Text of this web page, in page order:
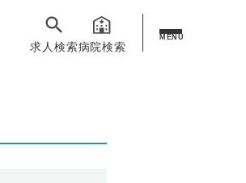
求人検索病院検索
MENU